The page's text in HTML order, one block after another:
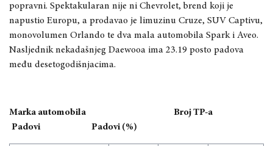
popravni. Spektakularan nije ni Chevrolet, brend koji je
napustio Europu, a prodavao je limuzinu Cruze, SUV Captivu,
monovolumen Orlando te dva mala automobila Spark i Aveo.
Nasljednik nekadašnjeg Daewooa ima 23.19 posto padova
među desetogodišnjacima.
Marka automobila
Broj TP-a
Padovi
Padovi (%)